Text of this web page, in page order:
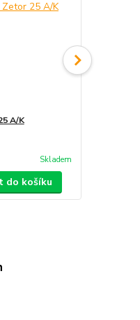
A/K
Skladem
do košíku